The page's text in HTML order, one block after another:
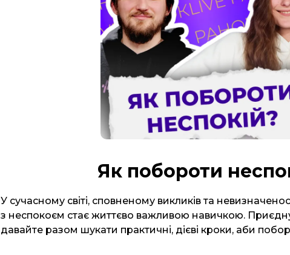
Як побороти
У сучасному світі, сповненому викликів та
з неспокоєм стає життєво важливою навичкою.
давайте разом шукати практичні, дієві кроки, аби